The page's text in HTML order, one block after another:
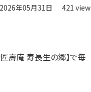
2026年05月31日 421 view
壽庵 寿長生の郷】で毎